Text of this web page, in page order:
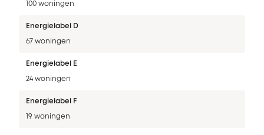
100 woningen
Energielabel D
67 woningen
Energielabel E
24 woningen
Energielabel F
19 woningen